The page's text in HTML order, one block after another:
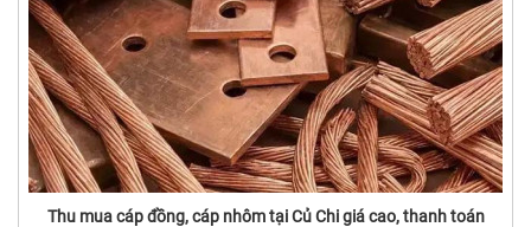
Thu mua cáp đồng, cáp nhôm tại Củ Chi giá cao, thanh toán